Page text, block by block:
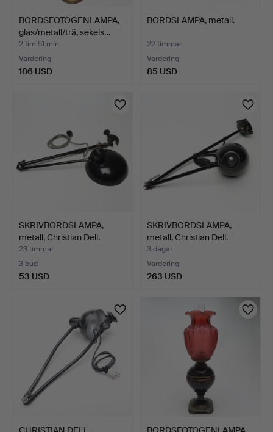
BORDSFOTOGENLAMPA,
glas/metall/trä, sekels…
2 tim 51 min
Värdering
106 USD
BORDSLAMPA, metall.
22 timmar
Värdering
85 USD
SKRIVBORDSLAMPA,
metall, Christian Dell.
23 timmar
3 bud
53 USD
SKRIVBORDSLAMPA,
metall, Christian Dell.
3 dagar
Värdering
263 USD